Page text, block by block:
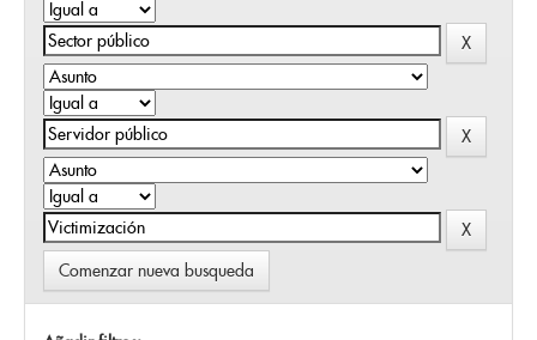
Comenzar nueva busqueda